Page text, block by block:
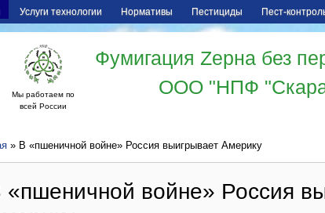
Услуги технологии Нормативы Пестициды Пест-
Мы работаем по
всей России
Фумигация Zерна без
ООО "НПФ
» В «пшеничной войне» Россия выигрывает Америку
«пшеничной войне» Россия